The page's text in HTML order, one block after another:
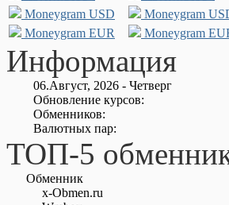
Moneygram USD
Moneygram
Moneygram EUR
Moneygram
Информация
06.Август, 2026 - Четверг
Обновление курсов:
Обменников:
Валютных пар:
ТОП-5
Обменник
x-Obmen.ru